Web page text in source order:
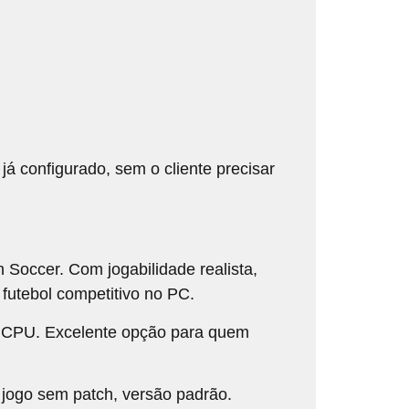
configurado, sem o cliente precisar
Com jogabilidade realista,
competitivo no PC.
Excelente opção para quem
sem patch, versão padrão.